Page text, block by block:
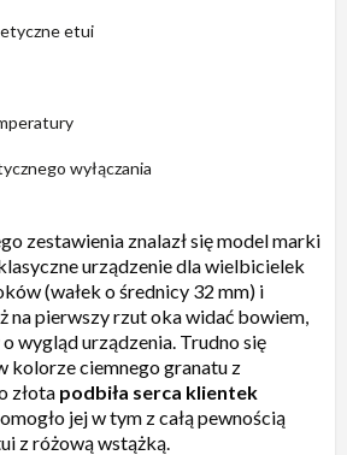
etui
wyłączania
zestawienia znalazł się model marki
urządzenie dla wielbicielek
(wałek o średnicy 32 mm) i
na pierwszy rzut oka widać bowiem,
wygląd urządzenia. Trudno się
kolorze ciemnego granatu z
złota podbiła serca klientek
jej w tym z całą pewnością
z różową wstążką.